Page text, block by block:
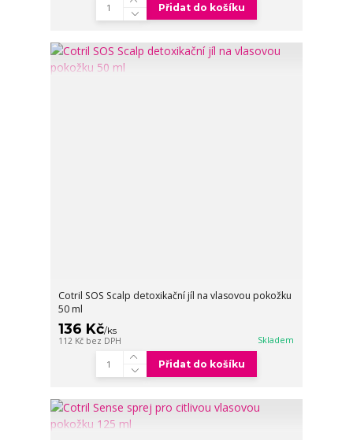
Přidat do košíku
Cotril SOS Scalp detoxikační jíl na vlasovou pokožku
50 ml
136 Kč/ks
112 Kč bez DPH Skladem
Přidat do košíku